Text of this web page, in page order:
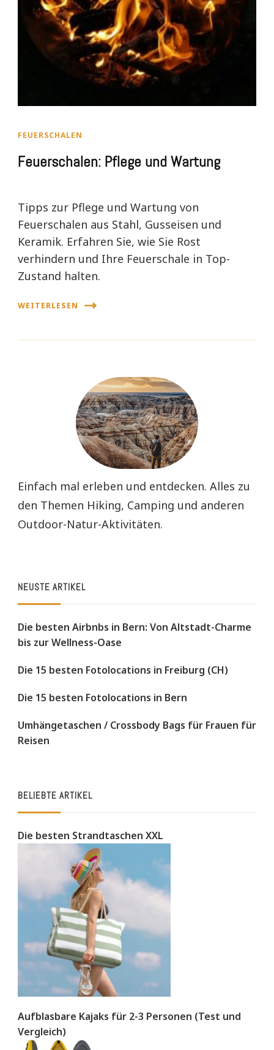
FEUERSCHALEN
Feuerschalen: Pflege und Wartung
Tipps zur Pflege und Wartung von
Feuerschalen aus Stahl, Gusseisen und
Keramik. Erfahren Sie, wie Sie Rost
verhindern und Ihre Feuerschale in Top-
Zustand halten.
WEITERLESEN
Einfach mal erleben und entdecken. Alles zu
den Themen Hiking, Camping und anderen
Outdoor-Natur-Aktivitäten.
NEUSTE ARTIKEL
Die besten Airbnbs in Bern: Von Altstadt-Charme
bis zur Wellness-Oase
Die 15 besten Fotolocations in Freiburg (CH)
Die 15 besten Fotolocations in Bern
Umhängetaschen / Crossbody Bags für Frauen für
Reisen
BELIEBTE ARTIKEL
Die besten Strandtaschen XXL
Aufblasbare Kajaks für 2-3 Personen (Test und
Vergleich)